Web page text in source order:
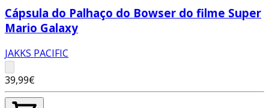
Cápsula do Palhaço do Bowser do filme Super
Mario Galaxy
JAKKS PACIFIC
39,99€